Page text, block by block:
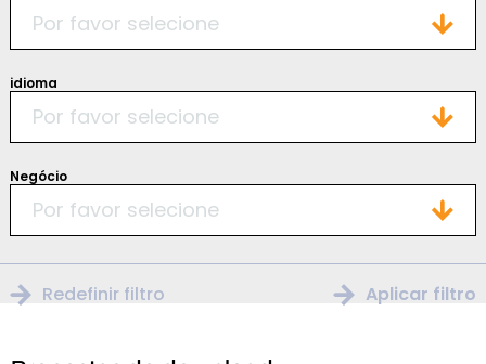
Por favor selecione
idioma
Por favor selecione
Negócio
Por favor selecione
Redefinir filtro Aplicar filtro